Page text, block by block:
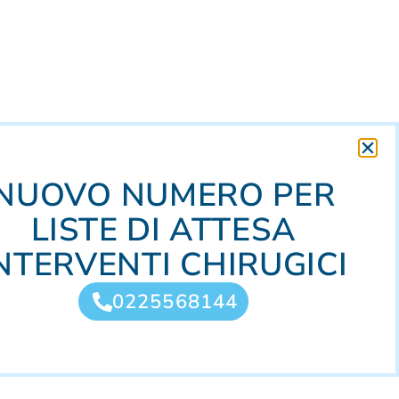
NUMERO PER
LISTE DI ATTESA
CHIRUGICI
0225568144